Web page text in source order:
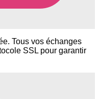
Tous vos échanges
SSL pour garantir